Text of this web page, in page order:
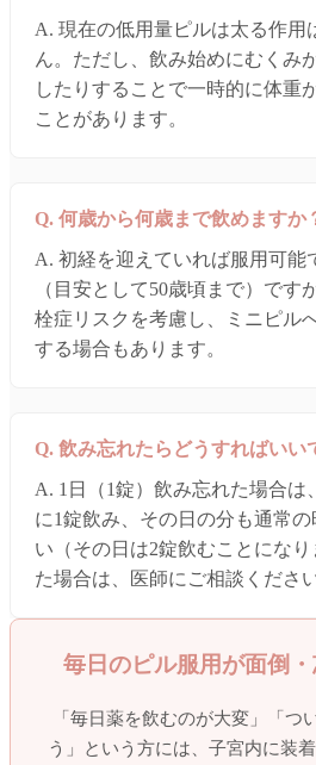
A. 現在の低用量ピルは太る作用
ん。ただし、飲み始めにむくみ
したりすることで一時的に体重
ことがあります。
Q. 何歳から何歳まで飲めますか
A. 初経を迎えていれば服用可能
（目安として50歳頃まで）です
栓症リスクを考慮し、ミニピル
する場合もあります。
Q. 飲み忘れたらどうすればいい
A. 1日（1錠）飲み忘れた場合は
に1錠飲み、その日の分も通常
い（その日は2錠飲むことにな
た場合は、医師にご相談ください
毎日のピル服用が面倒
「毎日薬を飲むのが大変」「つ
う」という方には、子宮内に装